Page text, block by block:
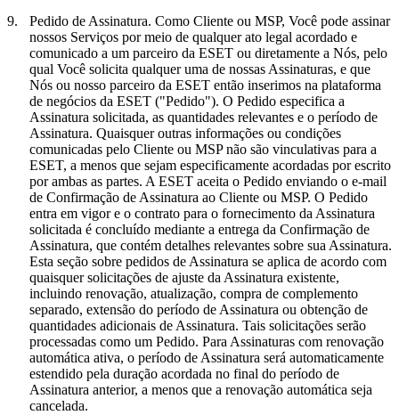
9.
Pedido de Assinatura. Como Cliente ou MSP, Você pode assinar
nossos Serviços por meio de qualquer ato legal acordado e
comunicado a um parceiro da ESET ou diretamente a Nós, pelo
qual Você solicita qualquer uma de nossas Assinaturas, e que
Nós ou nosso parceiro da ESET então inserimos na plataforma
de negócios da ESET ("Pedido"). O Pedido especifica a
Assinatura solicitada, as quantidades relevantes e o período de
Assinatura. Quaisquer outras informações ou condições
comunicadas pelo Cliente ou MSP não são vinculativas para a
ESET, a menos que sejam especificamente acordadas por escrito
por ambas as partes. A ESET aceita o Pedido enviando o e-mail
de Confirmação de Assinatura ao Cliente ou MSP. O Pedido
entra em vigor e o contrato para o fornecimento da Assinatura
solicitada é concluído mediante a entrega da Confirmação de
Assinatura, que contém detalhes relevantes sobre sua Assinatura.
Esta seção sobre pedidos de Assinatura se aplica de acordo com
quaisquer solicitações de ajuste da Assinatura existente,
incluindo renovação, atualização, compra de complemento
separado, extensão do período de Assinatura ou obtenção de
quantidades adicionais de Assinatura. Tais solicitações serão
processadas como um Pedido. Para Assinaturas com renovação
automática ativa, o período de Assinatura será automaticamente
estendido pela duração acordada no final do período de
Assinatura anterior, a menos que a renovação automática seja
cancelada.